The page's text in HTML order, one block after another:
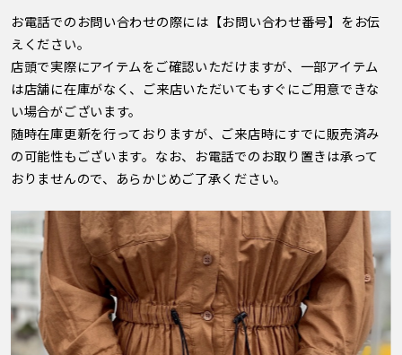
お電話でのお問い合わせの際には【お問い合わせ番号】をお伝
えください。
店頭で実際にアイテムをご確認いただけますが、一部アイテム
は店舗に在庫がなく、ご来店いただいてもすぐにご用意できな
い場合がございます。
随時在庫更新を行っておりますが、ご来店時にすでに販売済み
の可能性もございます。なお、お電話でのお取り置きは承って
おりませんので、あらかじめご了承ください。